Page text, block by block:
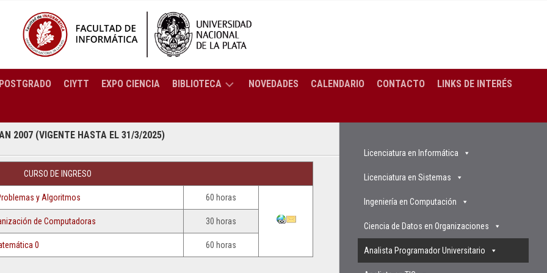
RESOLUCIONES
2025
RESOLUCIONES
POSTGRADO CIYTT EXPO CIENCIA BIBLIOTECA
BREVE
SERVICIOS
CATÁLOGO
COLECCIÓN
PREGUNTAS
FRECUENTES
NOVEDADES CALENDARIO CONTACTO LINKS DE INTERÉS
2007 (VIGENTE HASTA EL 31/3/2025)
CURSO DE INGRESO
y Algoritmos 60 horas
de Computadoras 30 horas
0 60 horas
Licenciatura en Informática
Licenciatura en Sistemas
Ingeniería en Computación
Ciencia de Datos en Organizaciones
Analista Programador Universitario